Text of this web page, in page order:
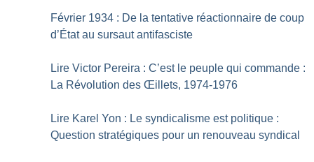
Février 1934 : De la tentative réactionnaire de coup
d’État au sursaut antifasciste
Lire Victor Pereira : C’est le peuple qui commande :
La Révolution des Œillets, 1974-1976
Lire Karel Yon : Le syndicalisme est politique :
Question stratégiques pour un renouveau syndical